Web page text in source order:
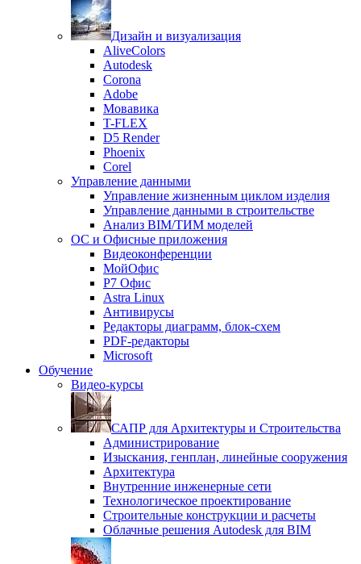
Дизайн и визуализация
AliveColors
Autodesk
Corona
Adobe
Мовавика
T-FLEX
D5 Render
Phoenix
Corel
Управление данными
Управление жизненным циклом изделия
Управление данными в строительстве
Анализ BIM/ТИМ моделей
ОС и Офисные приложения
Видеоконференции
МойОфис
P7 Офис
Astra Linux
Антивирусы
Редакторы диаграмм, блок-схем
PDF-редакторы
Microsoft
Обучение
Видео-курсы
САПР для Архитектуры и Строительства
Администрирование
Изыскания, генплан, линейные сооружения
Архитектура
Внутренние инженерные сети
Технологическое проектирование
Строительные конструкции и расчеты
Облачные решения Autodesk для BIM